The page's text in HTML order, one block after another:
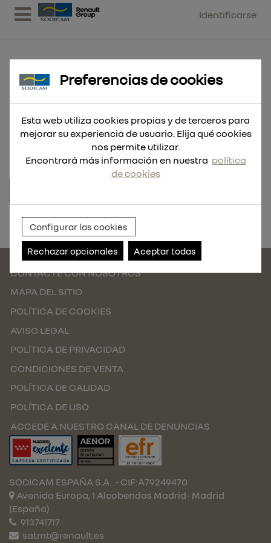
Identificarse
ANCL.STAND.BAZ+ 10X105 ZP
25 UND
Referencia:80590-25
CONTACTE CON NOSOTROS
MAPA DEL SITIO
POLÍTICA DE COOKIES
AVISO LEGAL
POLÍTICA DE PRIVACIDAD
CONDICIONES DE VENTA
POLÍTICA DE CALIDAD
POLÍTICA DE USO
ACCEDE A NUESTRO CANAL DE DENUNCIAS
SODICAM ESPAÑA S.A. - CIF:A79249470
Avenida Europa, 1 Alcobendas Madrid- Madrid
(España)
913741717
satmt@renault.es
Preferencias de cookies
Esta web utiliza cookies propias y de terceros para
mejorar su experiencia de usuario. Elija qué cookies
nos permite utilizar.
Encontrará más información en nuestra política
de cookies
Configurar las cookies
Rechazar opcionales Aceptar todas